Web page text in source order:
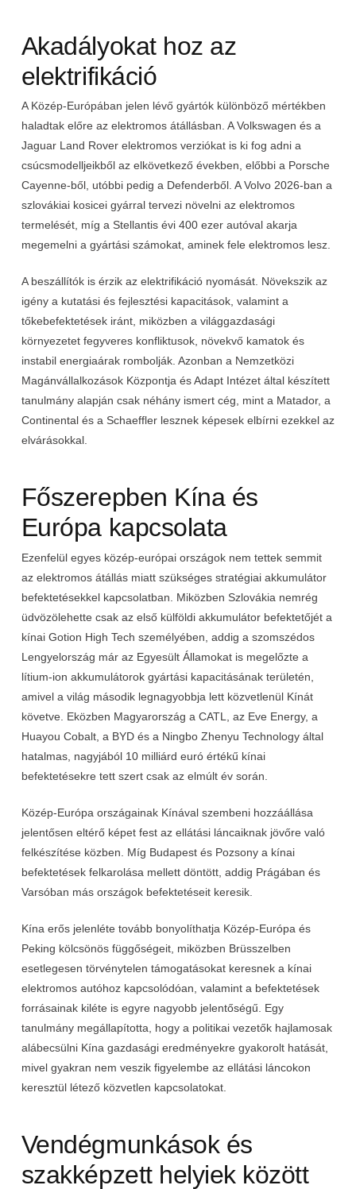
Akadályokat hoz az
elektrifikáció
A Közép-Európában jelen lévő gyártók különböző mértékben
haladtak előre az elektromos átállásban. A Volkswagen és a
Jaguar Land Rover elektromos verziókat is ki fog adni a
csúcsmodelljeikből az elkövetkező években, előbbi a Porsche
Cayenne-ből, utóbbi pedig a Defenderből. A Volvo 2026-ban a
szlovákiai kosicei gyárral tervezi növelni az elektromos
termelését, míg a Stellantis évi 400 ezer autóval akarja
megemelni a gyártási számokat, aminek fele elektromos lesz.
A beszállítók is érzik az elektrifikáció nyomását. Növekszik az
igény a kutatási és fejlesztési kapacitások, valamint a
tőkebefektetések iránt, miközben a világgazdasági
környezetet fegyveres konfliktusok, növekvő kamatok és
instabil energiaárak rombolják. Azonban a Nemzetközi
Magánvállalkozások Központja és Adapt Intézet által készített
tanulmány alapján csak néhány ismert cég, mint a Matador, a
Continental és a Schaeffler lesznek képesek elbírni ezekkel az
elvárásokkal.
Főszerepben Kína és
Európa kapcsolata
Ezenfelül egyes közép-európai országok nem tettek semmit
az elektromos átállás miatt szükséges stratégiai akkumulátor
befektetésekkel kapcsolatban. Miközben Szlovákia nemrég
üdvözölehette csak az első külföldi akkumulátor befektetőjét a
kínai Gotion High Tech személyében, addig a szomszédos
Lengyelország már az Egyesült Államokat is megelőzte a
lítium-ion akkumulátorok gyártási kapacitásának területén,
amivel a világ második legnagyobbja lett közvetlenül Kínát
követve. Eközben Magyarország a CATL, az Eve Energy, a
Huayou Cobalt, a BYD és a Ningbo Zhenyu Technology által
hatalmas, nagyjából 10 milliárd euró értékű kínai
befektetésekre tett szert csak az elmúlt év során.
Közép-Európa országainak Kínával szembeni hozzáállása
jelentősen eltérő képet fest az ellátási láncaiknak jövőre való
felkészítése közben. Míg Budapest és Pozsony a kínai
befektetések felkarolása mellett döntött, addig Prágában és
Varsóban más országok befektetéseit keresik.
Kína erős jelenléte tovább bonyolíthatja Közép-Európa és
Peking kölcsönös függőségeit, miközben Brüsszelben
esetlegesen törvénytelen támogatásokat keresnek a kínai
elektromos autóhoz kapcsolódóan, valamint a befektetések
forrásainak kiléte is egyre nagyobb jelentőségű. Egy
tanulmány megállapította, hogy a politikai vezetők hajlamosak
alábecsülni Kína gazdasági eredményekre gyakorolt hatását,
mivel gyakran nem veszik figyelembe az ellátási láncokon
keresztül létező közvetlen kapcsolatokat.
Vendégmunkások és
szakképzett helyiek között